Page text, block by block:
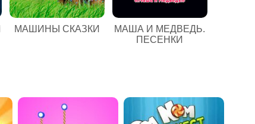
МАШИНЫ СКАЗКИ
МАША И МЕДВЕДЬ.
ПЕСЕНКИ